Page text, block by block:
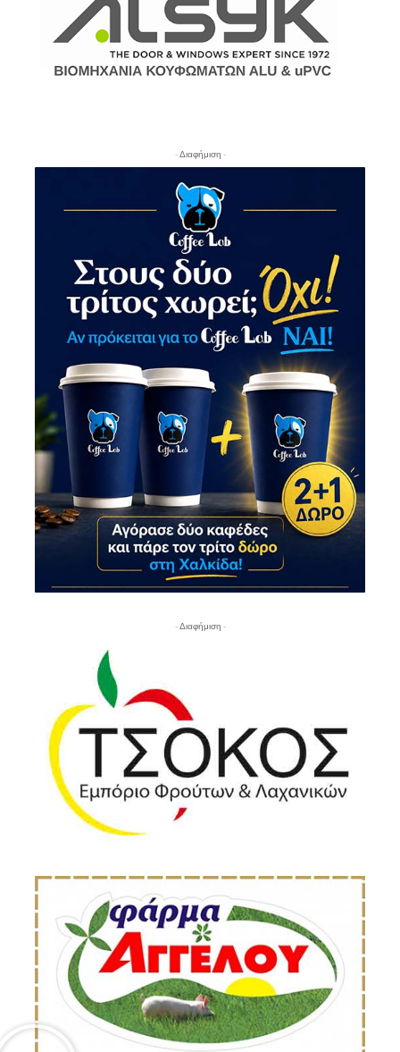
- Διαφήμιση -
- Διαφήμιση -